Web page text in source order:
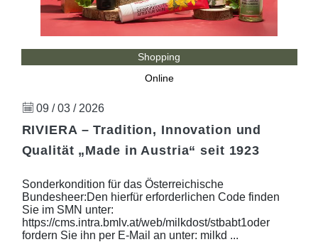
Shopping
Online
09 / 03 / 2026
RIVIERA – Tradition, Innovation und
Qualität „Made in Austria“ seit 1923
Sonderkondition für das Österreichische
Bundesheer:Den hierfür erforderlichen Code finden
Sie im SMN unter:
https://cms.intra.bmlv.at/web/milkdost/stbabt1oder
fordern Sie ihn per E-Mail an unter: milkd ...